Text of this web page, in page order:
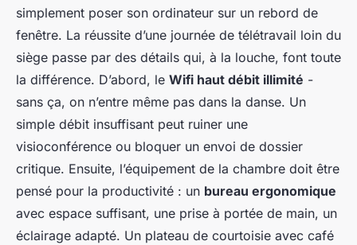
simplement poser son ordinateur sur un rebord de
fenêtre. La réussite d’une journée de télétravail loin du
siège passe par des détails qui, à la louche, font toute
la différence. D’abord, le Wifi haut débit illimité -
sans ça, on n’entre même pas dans la danse. Un
simple débit insuffisant peut ruiner une
visioconférence ou bloquer un envoi de dossier
critique. Ensuite, l’équipement de la chambre doit être
pensé pour la productivité : un bureau ergonomique
avec espace suffisant, une prise à portée de main, un
éclairage adapté. Un plateau de courtoisie avec café